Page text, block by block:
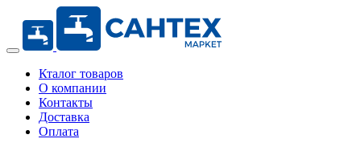
Кталог товаров
О компании
Контакты
Доставка
Оплата